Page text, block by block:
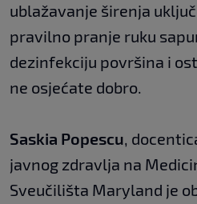
ublažavanje širenja
pravilno pranje ruku
dezinfekciju površina i
ne osjećate dobro.
Saskia Popescu,
javnog zdravlja na
Sveučilišta Maryland je